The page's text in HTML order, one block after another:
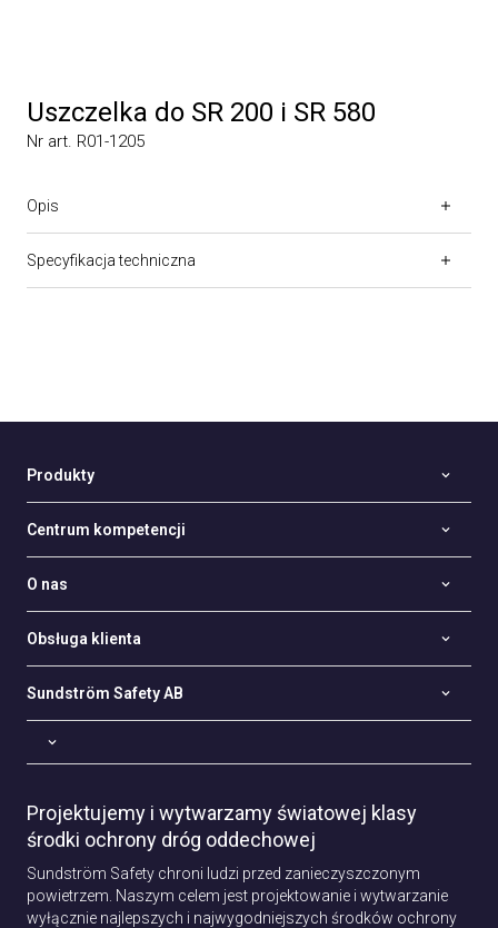
Uszczelka do SR 200 i SR 580
Nr art. R01-1205
Opis
Specyfikacja techniczna
Produkty
Centrum kompetencji
O nas
Obsługa klienta
Sundström Safety AB
Projektujemy i wytwarzamy światowej klasy
środki ochrony dróg oddechowej
Sundström Safety chroni ludzi przed zanieczyszczonym
powietrzem. Naszym celem jest projektowanie i wytwarzanie
wyłącznie najlepszych i najwygodniejszych środków ochrony